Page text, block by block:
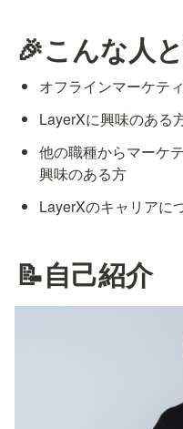
🎉こんな人
オフラインマーケテ
LayerXに興味のある
他の職種からマーケ
興味のある方
LayerXのキャリアに
📝自己紹介